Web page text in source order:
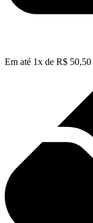
Em até 1x de R$ 50,50